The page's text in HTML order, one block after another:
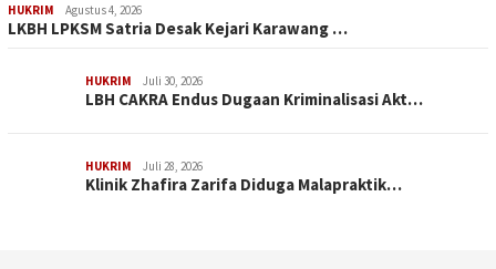
HUKRIM Agustus 4, 2026
LKBH LPKSM Satria Desak Kejari Karawang …
HUKRIM Juli 30, 2026
LBH CAKRA Endus Dugaan Kriminalisasi Akt…
HUKRIM Juli 28, 2026
Klinik Zhafira Zarifa Diduga Malapraktik…